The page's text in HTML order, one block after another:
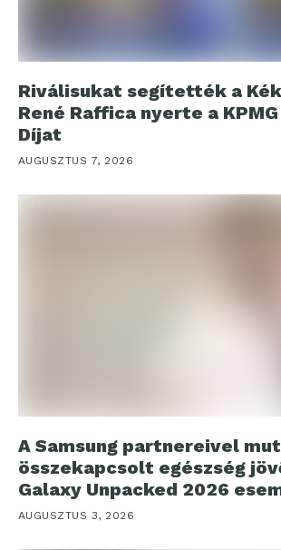
Riválisukat segítették a
René Raffica nyerte a
Díjat
AUGUSZTUS 7, 2026
A Samsung partnereivel
összekapcsolt egészség
Galaxy Unpacked 2026
AUGUSZTUS 3, 2026